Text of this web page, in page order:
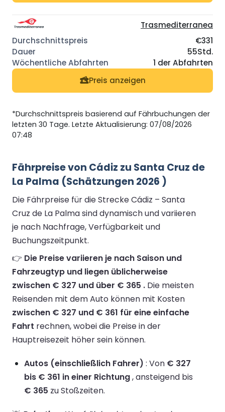
Trasmediterranea
€331
55Std.
1 der Abfahrten
Preis anzeigen
*Durchschnittspreis basierend auf Fährbuchungen der
letzten 30 Tage. Letzte Aktualisierung: 07/08/2026
07:48
Fährpreise von Cádiz zu Santa Cruz de
La Palma (Schätzungen 2026 )
Die Fährpreise für die Strecke Cádiz – Santa
Cruz de La Palma sind dynamisch und variieren
je nach Nachfrage, Verfügbarkeit und
Buchungszeitpunkt.
👉 Die Preise variieren je nach Saison und
Fahrzeugtyp und liegen üblicherweise
zwischen € 327 und über € 365 . Die meisten
Reisenden mit dem Auto können mit Kosten
zwischen € 327 und € 361 für eine einfache
Fahrt rechnen, wobei die Preise in der
Hauptreisezeit höher sein können.
Autos (einschließlich Fahrer) : Von € 327
bis € 361 in einer Richtung, ansteigend bis
€ 365 zu Stoßzeiten.